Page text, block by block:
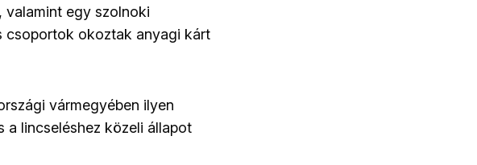
valamint egy szolnoki
csoportok okoztak anyagi kárt
vármegyében ilyen
a lincseléshez közeli állapot